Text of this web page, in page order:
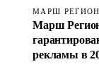
МАРШ
Марш
рекламы в